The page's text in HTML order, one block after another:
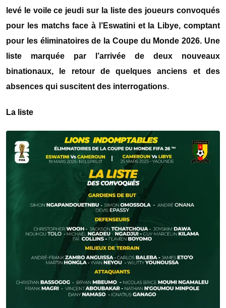
levé le voile ce jeudi sur la liste des joueurs convoqués
pour les matchs face à l’Eswatini et la Libye, comptant
pour les éliminatoires de la Coupe du Monde 2026. Une
liste marquée par l’arrivée de deux nouveaux
binationaux, le retour de quelques anciens et des
absences qui suscitent des interrogations.
La liste